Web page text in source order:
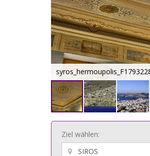
Ziel wählen: